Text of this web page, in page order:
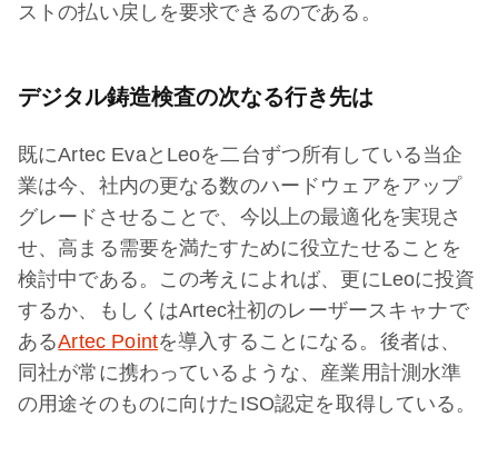
ストの払い戻しを要求できるのである。
デジタル鋳造検査の次なる行き先は
既にArtec EvaとLeoを二台ずつ所有している当企
業は今、社内の更なる数のハードウェアをアップ
グレードさせることで、今以上の最適化を実現さ
せ、高まる需要を満たすために役立たせることを
検討中である。この考えによれば、更にLeoに投資
するか、もしくはArtec社初のレーザースキャナで
あるArtec Pointを導入することになる。後者は、
同社が常に携わっているような、産業用計測水準
の用途そのものに向けたISO認定を取得している。